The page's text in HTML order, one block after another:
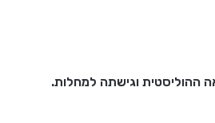
ההוליסטית וגישתה למחלות.